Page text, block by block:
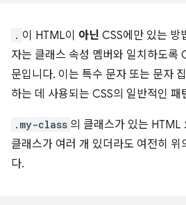
. 이 HTML이 아닌 CSS에만 있는 방
자는 클래스 속성 멤버와 일치하도록
문입니다. 이는 특수 문자 또는 문자
하는 데 사용되는 CSS의 일반적인 패
.my-class 의 클래스가 있는 HTML
클래스가 여러 개 있더라도 여전히 위
다.